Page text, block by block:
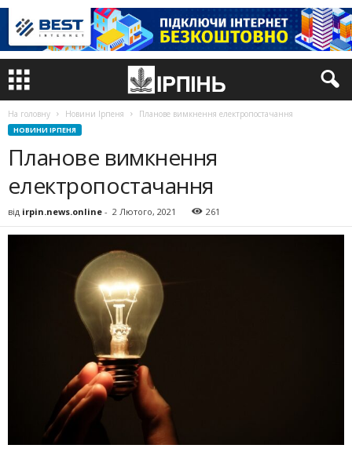
На головну Новини Ірпеня Планове вимкнення електропостачання
НОВИНИ ІРПЕНЯ
Планове вимкнення
електропостачання
від irpin.news.online - 2 Лютого, 2021 261